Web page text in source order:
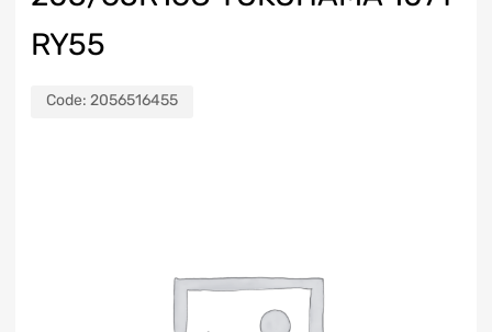
RY55
Code: 2056516455